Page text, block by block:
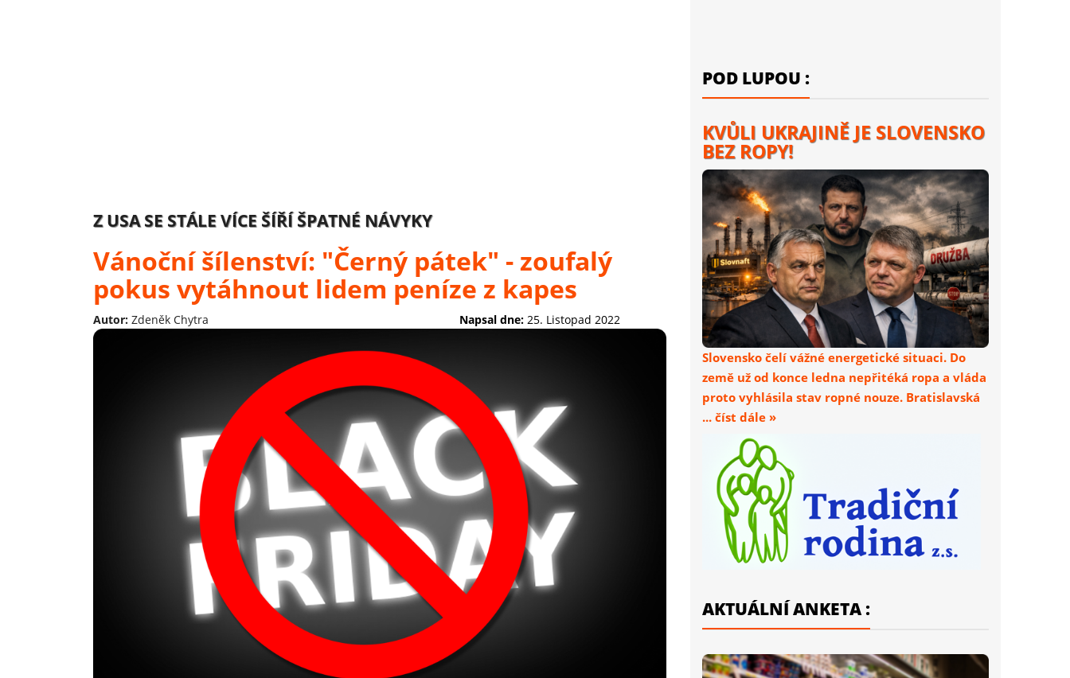
Z USA SE STÁLE VÍCE ŠÍŘÍ ŠPATNÉ NÁVYKY
Vánoční šílenství: "Černý pátek" - zoufalý
pokus vytáhnout lidem peníze z kapes
Autor: Zdeněk Chytra Napsal dne: 25. Listopad 2022
POD LUPOU :
KVŮLI UKRAJINĚ JE SLOVENSKO
BEZ ROPY!
Slovensko čelí vážné energetické situaci. Do
země už od konce ledna nepřitéká ropa a vláda
proto vyhlásila stav ropné nouze. Bratislavská
... číst dále »
AKTUÁLNÍ ANKETA :